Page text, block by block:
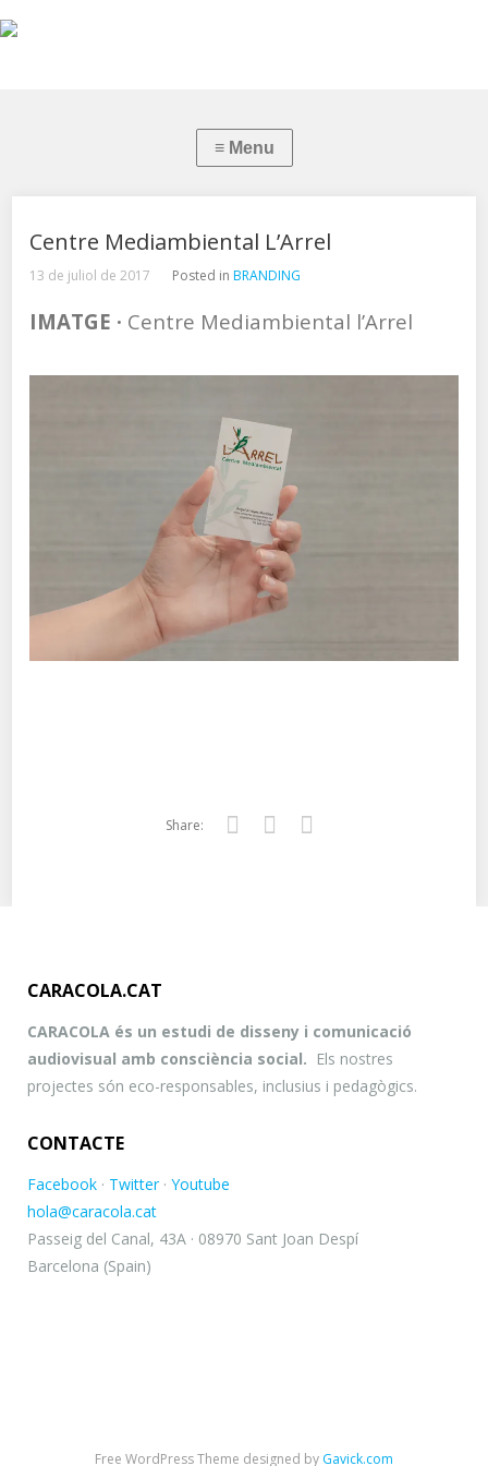
Centre Mediambiental L’Arrel
13 de juliol de 2017 Posted inBRANDING
IMATGE · Centre Mediambiental l’Arrel
Share:
CARACOLA.CAT
CARACOLA és un estudi de disseny i comunicació
audiovisual amb consciència social. Els nostres
projectes són eco-responsables, inclusius i pedagògics.
CONTACTE
Facebook · Twitter· Youtube
hola@caracola.cat
Passeig del Canal, 43A · 08970 Sant Joan Despí
Barcelona (Spain)
Free WordPress Theme designed by Gavick.com